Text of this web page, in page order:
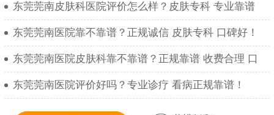
东莞莞南皮肤科医院评价怎么样？皮肤专科 专业靠谱
东莞莞南医院靠不靠谱？正规诚信 皮肤专科 口碑好！
东莞莞南医院皮肤科靠不靠谱？正规靠谱 收费合理 口
东莞莞南医院评价好吗？专业诊疗 看病正规靠谱！